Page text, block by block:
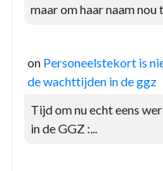
maar om haar naam nou
on Personeelstekort is
de wachttijden in de ggz
Tijd om nu echt eens
in de GGZ :...